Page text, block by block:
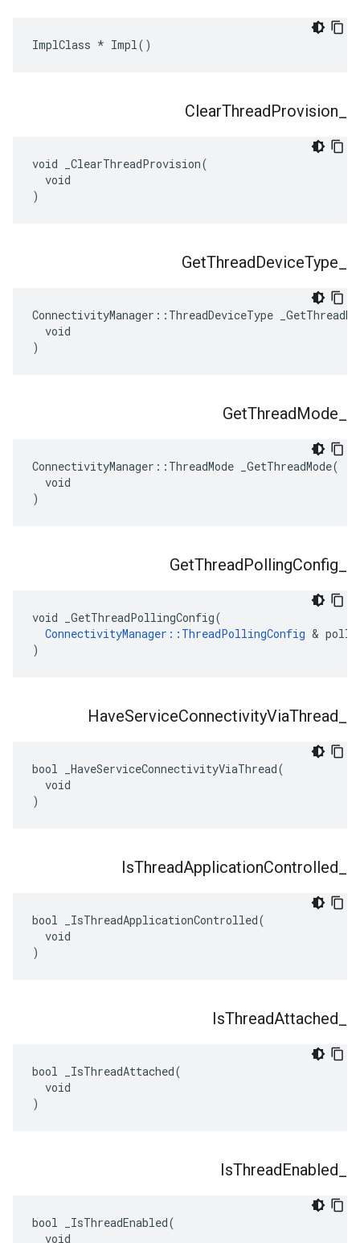
ImplClass * Impl()
ClearThreadProvision
void _ClearThreadProvision(
  void
)
GetThreadDeviceType
ConnectivityManager::ThreadDeviceType
  void
)
GetThreadMode
ConnectivityManager::ThreadMode _GetThreadMode(
  void
)
GetThreadPollingConfig
void _GetThreadPollingConfig(
ConnectivityManager::ThreadPollingConfig &
)
HaveServiceConnectivityViaThread
bool _HaveServiceConnectivityViaThread(
  void
)
IsThreadApplicationControlled
bool _IsThreadApplicationControlled(
  void
)
IsThreadAttached
bool _IsThreadAttached(
  void
)
IsThreadEnabled
bool _IsThreadEnabled(
  void